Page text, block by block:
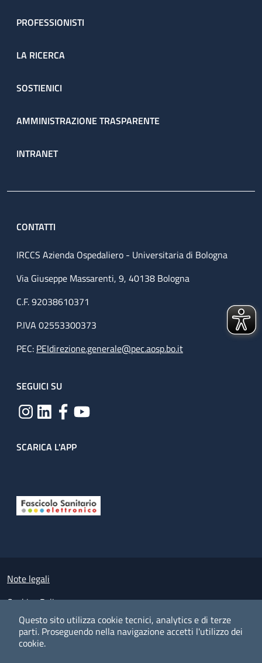
Questo sito utilizza cookie tecnici, analytics e di terze
parti. Proseguendo nella navigazione accetti l'utilizzo dei
cookie.
PROFESSIONISTI
LA RICERCA
SOSTIENICI
AMMINISTRAZIONE TRASPARENTE
INTRANET
CONTATTI
IRCCS Azienda Ospedaliero - Universitaria di Bologna
Via Giuseppe Massarenti, 9, 40138 Bologna
C.F. 92038610371
P.IVA 02553300373
PEC: PEIdirezione.generale@pec.aosp.bo.it
SEGUICI SU
SCARICA L'APP
Small prints
Note legali
Cookies Policy
Policy privacy e protezione del dato personale
Albo pretorio on-line